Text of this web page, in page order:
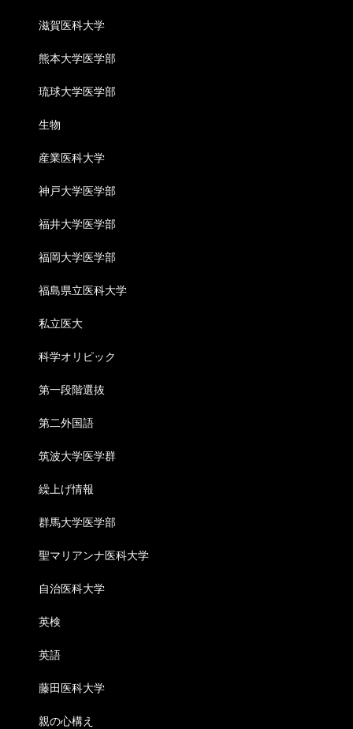
滋賀医科大学
熊本大学医学部
琉球大学医学部
生物
産業医科大学
神戸大学医学部
福井大学医学部
福岡大学医学部
福島県立医科大学
私立医大
科学オリピック
第一段階選抜
第二外国語
筑波大学医学群
繰上げ情報
群馬大学医学部
聖マリアンナ医科大学
自治医科大学
英検
英語
藤田医科大学
親の心構え